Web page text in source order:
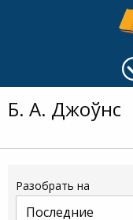
Б. А. Джоўнс
Разобрать на